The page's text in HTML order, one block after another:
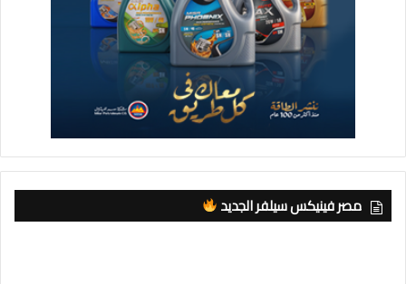
مصر فينيكس سيلفر الجديد